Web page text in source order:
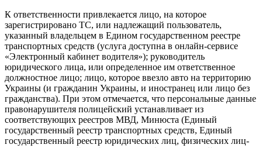
К ответственности привлекается лицо, на которое
зарегистрировано ТС, или надлежащий пользователь,
указанный владельцем в Едином государственном реестре
транспортных средств (услуга доступна в онлайн-сервисе
«Электронный кабинет водителя»); руководитель
юридического лица, или определенное им ответственное
должностное лицо; лицо, которое ввезло авто на территорию
Украины (и гражданин Украины, и иностранец или лицо без
гражданства). При этом отмечается, что персональные данные
правонарушителя полицейский устанавливает из
соответствующих реестров МВД, Минюста (Единый
государственный реестр транспортных средств, Единый
государственный реестр юридических лиц, физических лиц-